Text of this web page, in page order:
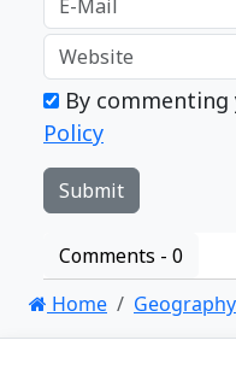
By
Policy
Comments - 0
Home
Geography